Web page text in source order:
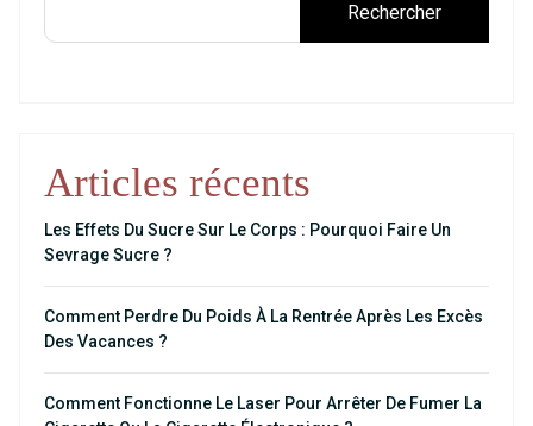
Rechercher
Articles récents
Les Effets Du Sucre Sur Le Corps : Pourquoi Faire Un
Sevrage Sucre ?
Comment Perdre Du Poids À La Rentrée Après Les Excès
Des Vacances ?
Comment Fonctionne Le Laser Pour Arrêter De Fumer La